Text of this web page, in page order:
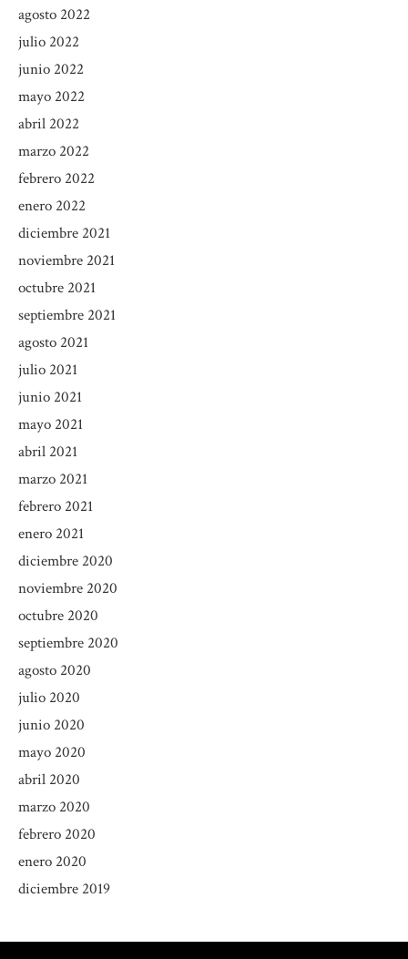
agosto 2022
julio 2022
junio 2022
mayo 2022
abril 2022
marzo 2022
febrero 2022
enero 2022
diciembre 2021
noviembre 2021
octubre 2021
septiembre 2021
agosto 2021
julio 2021
junio 2021
mayo 2021
abril 2021
marzo 2021
febrero 2021
enero 2021
diciembre 2020
noviembre 2020
octubre 2020
septiembre 2020
agosto 2020
julio 2020
junio 2020
mayo 2020
abril 2020
marzo 2020
febrero 2020
enero 2020
diciembre 2019